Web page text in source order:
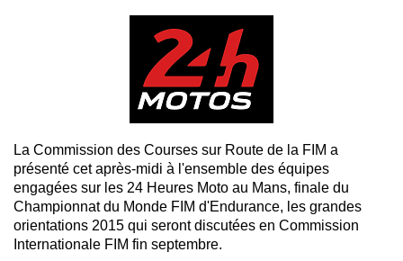
La Commission des Courses sur Route de la FIM a
présenté cet après-midi à l'ensemble des équipes
engagées sur les 24 Heures Moto au Mans, finale du
Championnat du Monde FIM d'Endurance, les grandes
orientations 2015 qui seront discutées en Commission
Internationale FIM fin septembre.